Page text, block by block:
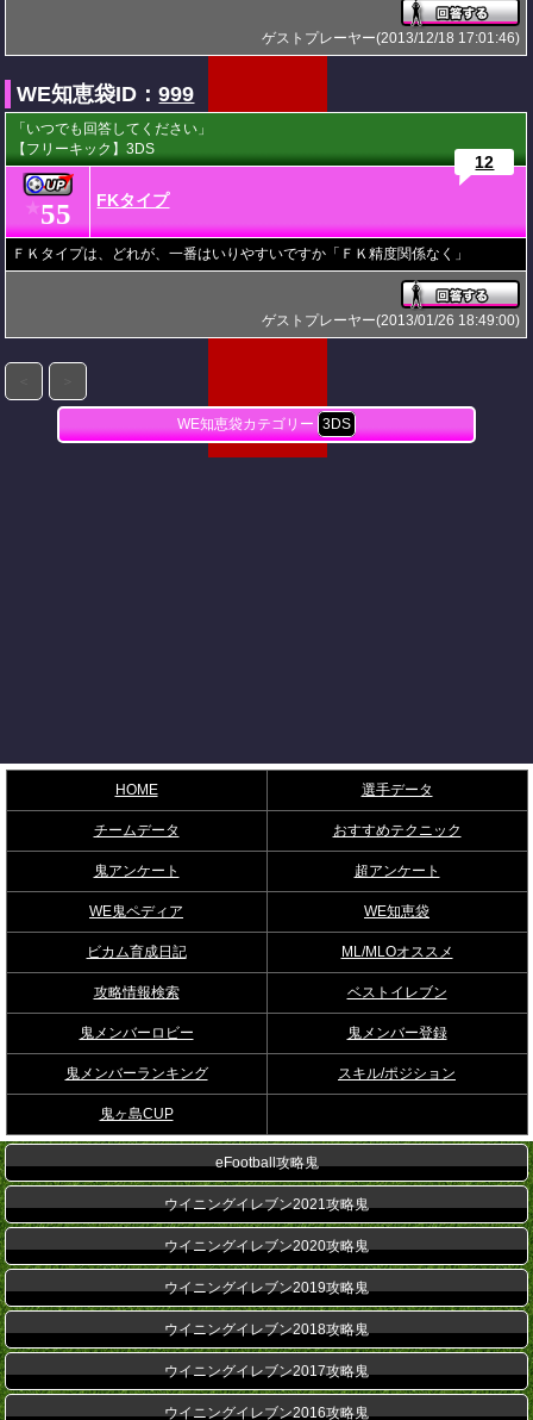
ゲストプレーヤー(2013/12/18 17:01:46)
WE知恵袋ID：999
「いつでも回答してください」
【フリーキック】3DS
★55 FKタイプ
12
ＦＫタイプは、どれが、一番はいりやすいですか「ＦＫ精度関係なく」
ゲストプレーヤー(2013/01/26 18:49:00)
WE知恵袋カテゴリー 3DS
HOME 選手データ
チームデータ おすすめテクニック
鬼アンケート 超アンケート
WE鬼ペディア WE知恵袋
ビカム育成日記 ML/MLOオススメ
攻略情報検索 ベストイレブン
鬼メンバーロビー 鬼メンバー登録
鬼メンバーランキング スキル/ポジション
鬼ヶ島CUP
eFootball攻略鬼
ウイニングイレブン2021攻略鬼
ウイニングイレブン2020攻略鬼
ウイニングイレブン2019攻略鬼
ウイニングイレブン2018攻略鬼
ウイニングイレブン2017攻略鬼
ウイニングイレブン2016攻略鬼